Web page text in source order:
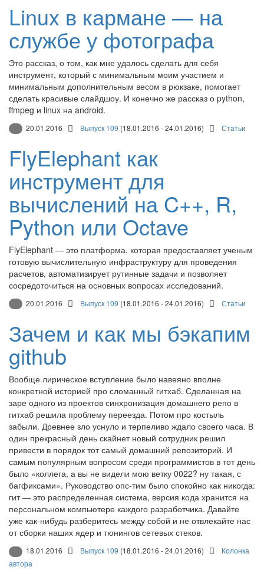
Linux в кармане — на
службе у фотографа
Это рассказ, о том, как мне удалось сделать для себя
инструмент, который с минимальным моим участием и
минимальным дополнительным весом в рюкзаке, помогает
сделать красивые слайдшоу. И конечно же рассказ о python,
ffmpeg и linux на android.
20.01.2016 Выпуск 109 (18.01.2016 - 24.01.2016) Статьи
FlyElephant как
инструмент для
вычислений на C++, R,
Python или Octave
FlyElephant — это платформа, которая предоставляет ученым
готовую вычислительную инфраструктуру для проведения
расчетов, автоматизирует рутинные задачи и позволяет
сосредоточиться на основных вопросах исследований.
20.01.2016 Выпуск 109 (18.01.2016 - 24.01.2016) Статьи
Зачем и как мы бэкапим
github
Вообще лирическое вступление было навеяно вполне
конкретной историей про сломанный гитхаб. Сделанная на
заре одного из проектов синхронизация домашнего репо в
гитхаб решила проблему переезда. Потом про костыль
забыли. Древнее зло уснуло и терпеливо ждало своего часа. В
один прекрасный день скайнет новый сотрудник решил
привести в порядок тот самый домашний репозиторий. И
самым популярным вопросом среди программистов в тот день
было «коллега, а вы не видели мою ветку 0022? ну такая, с
багфиксами». Руководство опс-тим было спокойно как никогда:
гит — это распределенная система, версия кода хранится на
персональном компьютере каждого разработчика. Давайте
уже как-нибудь разберитесь между собой и не отвлекайте нас
от сборки наших ядер и тюнингов сетевых стеков.
18.01.2016 Выпуск 109 (18.01.2016 - 24.01.2016)
Колонка
автора